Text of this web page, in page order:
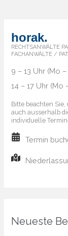
die
Markenländer
horak.
RECHTSANWÄLTE
FACHANWÄLTE /
9 – 13 Uhr (Mo –
14 – 17 Uhr (Mo
Bitte beachten
auch ausserhalb
individuelle
Termin
Neueste